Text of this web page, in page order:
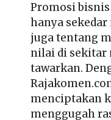
Promosi
hanya
juga tentang
nilai di sekitar
tawarkan.
menciptakan
menggugah